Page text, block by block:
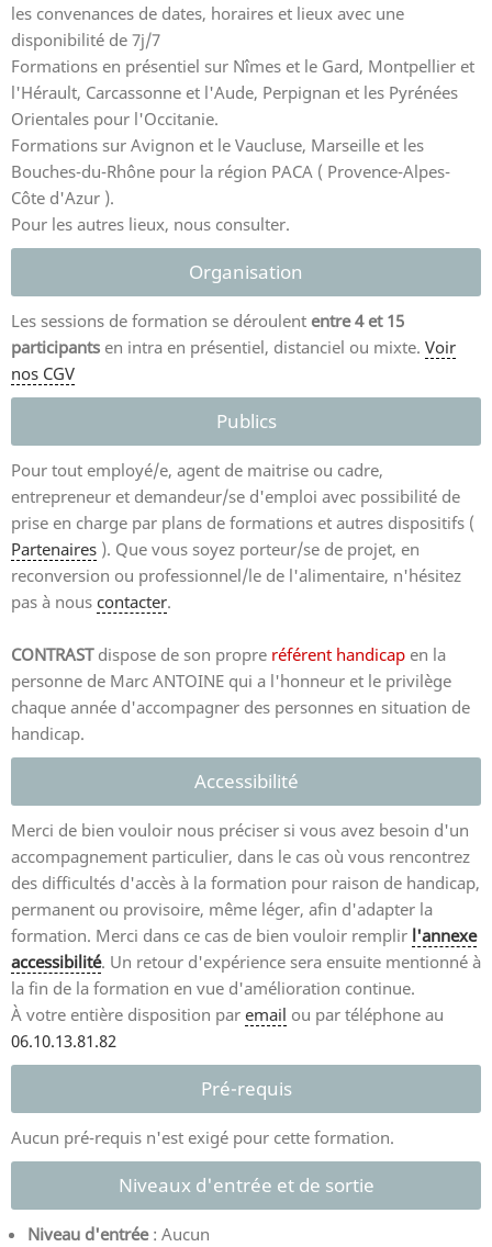
les convenances de dates, horaires et lieux avec une
disponibilité de 7j/7
Formations en présentiel sur Nîmes et le Gard, Montpellier et
l'Hérault, Carcassonne et l'Aude, Perpignan et les Pyrénées
Orientales pour l'Occitanie.
Formations sur Avignon et le Vaucluse, Marseille et les
Bouches-du-Rhône pour la région PACA ( Provence-Alpes-
Côte d'Azur ).
Pour les autres lieux, nous consulter.
Organisation
Les sessions de formation se déroulent entre 4 et 15
participants en intra en présentiel, distanciel ou mixte. Voir
nos CGV
Publics
Pour tout employé/e, agent de maitrise ou cadre,
entrepreneur et demandeur/se d'emploi avec possibilité de
prise en charge par plans de formations et autres dispositifs (
Partenaires ). Que vous soyez porteur/se de projet, en
reconversion ou professionnel/le de l'alimentaire, n'hésitez
pas à nous contacter.
CONTRASTdispose de son propre référent handicap en la
personne de Marc ANTOINE qui a l'honneur et le privilège
chaque année d'accompagner des personnes en situation de
handicap.
Accessibilité
Merci de bien vouloir nous préciser si vous avez besoin d'un
accompagnement particulier, dans le cas où vous rencontrez
des difficultés d'accès à la formation pour raison de handicap,
permanent ou provisoire, même léger, afin d'adapter la
formation. Merci dans ce cas de bien vouloir remplir l'annexe
accessibilité. Un retour d'expérience sera ensuite mentionné à
la fin de la formation en vue d'amélioration continue.
À votre entière disposition par email ou par téléphone au
06.10.13.81.82
Pré-requis
Aucun pré-requis n'est exigé pour cette formation.
Niveaux d'entrée et de sortie
Niveau d'entrée: Aucun